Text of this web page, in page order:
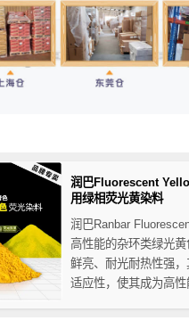
润巴Fluorescent
用绿相荧光黄染料
润巴Ranbar
高性能的杂环类绿光
鲜亮、耐光耐热性强
适应性，使其成为高性